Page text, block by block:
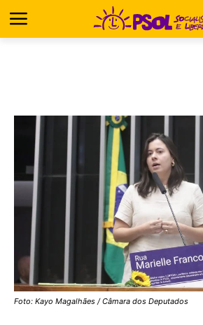
Foto: Kayo Magalhães / Câmara dos Deputados